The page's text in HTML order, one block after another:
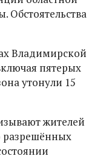
Обстоятельства
Владимирской
пятерых
утонули 15
жителей
разрешённых